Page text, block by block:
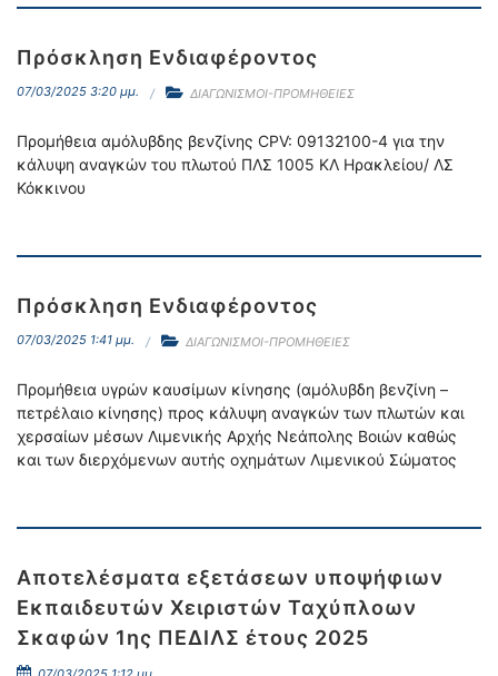
Πρόσκληση Ενδιαφέροντος
07/03/2025 3:20 μμ. ΔΙΑΓΩΝΙΣΜΟΙ-ΠΡΟΜΗΘΕΙΕΣ
Προμήθεια αμόλυβδης βενζίνης CPV: 09132100-4 για την
κάλυψη αναγκών του πλωτού ΠΛΣ 1005 KΛ Ηρακλείου/ ΛΣ
Κόκκινου
Πρόσκληση Ενδιαφέροντος
07/03/2025 1:41 μμ. ΔΙΑΓΩΝΙΣΜΟΙ-ΠΡΟΜΗΘΕΙΕΣ
Προμήθεια υγρών καυσίμων κίνησης (αμόλυβδη βενζίνη –
πετρέλαιο κίνησης) προς κάλυψη αναγκών των πλωτών και
χερσαίων μέσων Λιμενικής Αρχής Νεάπολης Βοιών καθώς
και των διερχόμενων αυτής οχημάτων Λιμενικού Σώματος
Αποτελέσματα εξετάσεων υποψήφιων
Εκπαιδευτών Χειριστών Ταχύπλοων
Σκαφών 1ης ΠΕΔΙΛΣ έτους 2025